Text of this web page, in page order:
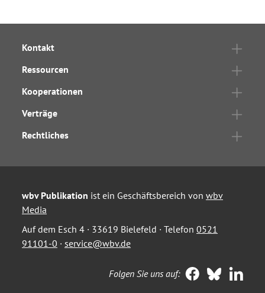
Kontakt
Ressourcen
Kooperationen
Verträge
Rechtliches
wbv Publikation ist ein Geschäftsbereich von wbv
Media
Auf dem Esch 4 · 33619 Bielefeld · Telefon 0521
91101-0 · service@wbv.de
Folgen Sie uns auf: